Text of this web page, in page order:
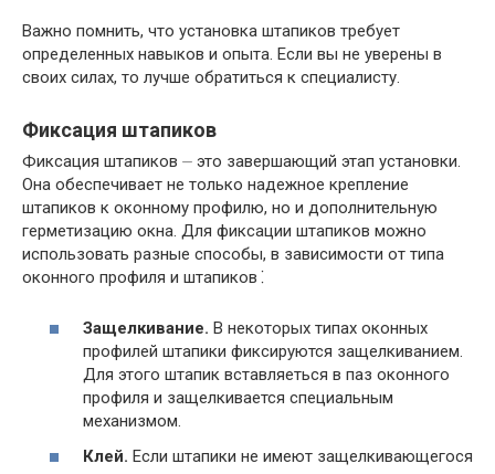
Важно помнить, что установка штапиков требует
определенных навыков и опыта. Если вы не уверены в
своих силах, то лучше обратиться к специалисту.
Фиксация штапиков
Фиксация штапиков ⏤ это завершающий этап установки.
Она обеспечивает не только надежное крепление
штапиков к оконному профилю, но и дополнительную
герметизацию окна. Для фиксации штапиков можно
использовать разные способы, в зависимости от типа
оконного профиля и штапиков⁚
Защелкивание. В некоторых типах оконных
профилей штапики фиксируются защелкиванием.
Для этого штапик вставляеться в паз оконного
профиля и защелкивается специальным
механизмом.
Клей. Если штапики не имеют защелкивающегося